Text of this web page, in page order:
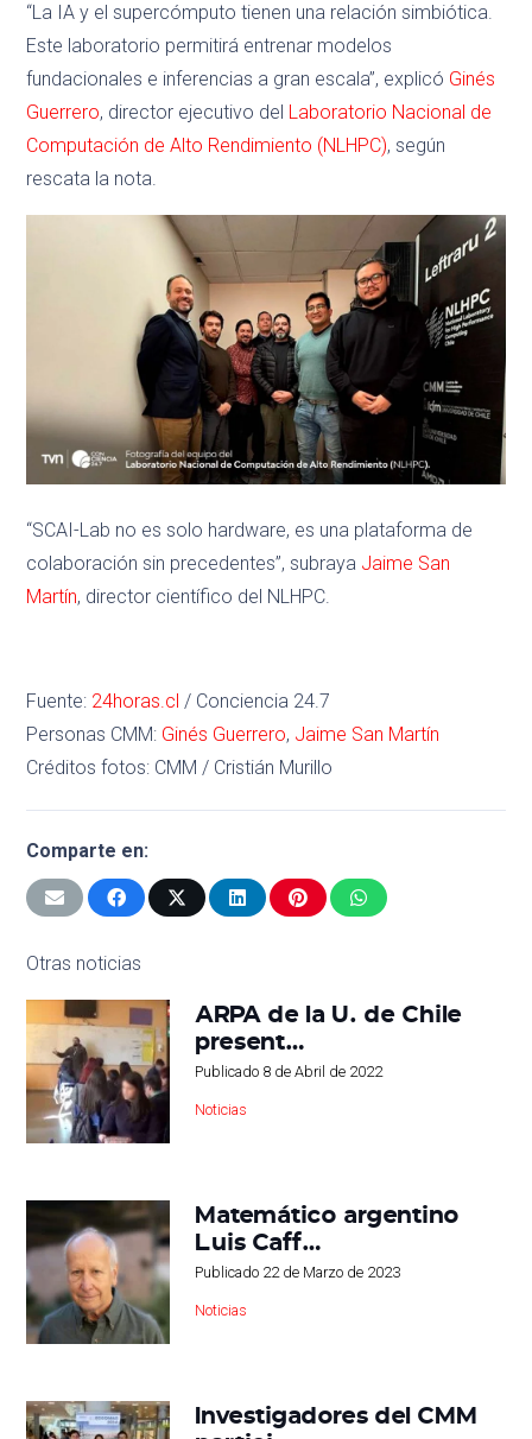
“La IA y el supercómputo tienen una relación simbiótica.
Este laboratorio permitirá entrenar modelos
fundacionales e inferencias a gran escala”, explicó Ginés
Guerrero, director ejecutivo del Laboratorio Nacional de
Computación de Alto Rendimiento (NLHPC), según
rescata la nota.
“SCAI-Lab no es solo hardware, es una plataforma de
colaboración sin precedentes”, subraya Jaime San
Martín, director científico del NLHPC.
Fuente: 24horas.cl / Conciencia 24.7
Personas CMM: Ginés Guerrero, Jaime San Martín
Créditos fotos: CMM / Cristián Murillo
Comparte en:
Otras noticias
ARPA de la U. de Chile
present…
Publicado 8 de Abril de 2022
Noticias
Matemático argentino
Luis Caff…
Publicado 22 de Marzo de 2023
Noticias
Investigadores del CMM